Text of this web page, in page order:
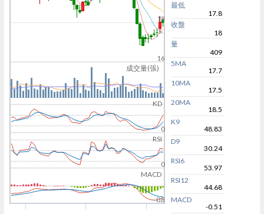
成交量(張)
KD
RSI
MACD
16
18
0
0
-0.8
最低
17.8
收盤
18
量
409
5MA
17.7
10MA
17.5
20MA
18.5
K9
48.83
D9
30.24
RSI6
53.97
RSI12
44.68
MACD
-0.51